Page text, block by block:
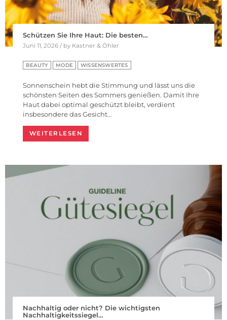
Schützen Sie Ihre Haut: Die besten…
Juni 11, 2026 / by Kastner & Öhler
BEAUTY MODE WISSENSWERTES
Sonnenschein hebt die Stimmung und lässt uns die
schönsten Seiten des Sommers genießen. Damit Ihre
Haut dabei optimal geschützt bleibt, verdient
insbesondere das Gesicht…
WEITERLESEN
Nachhaltig oder nicht? Die wichtigsten
Nachhaltigkeitssiegel…